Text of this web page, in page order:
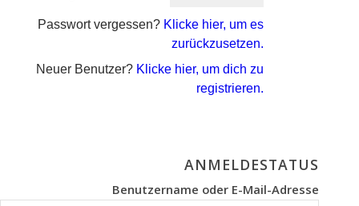
Passwort vergessen? Klicke hier, um es
zurückzusetzen.
Neuer Benutzer? Klicke hier, um dich zu
registrieren.
ANMELDESTATUS
Benutzername oder E-Mail-Adresse